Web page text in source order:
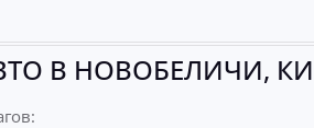
В НОВОБЕЛИЧИ,